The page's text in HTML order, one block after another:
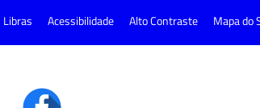
Libras Acessibilidade Alto Contraste Mapa do